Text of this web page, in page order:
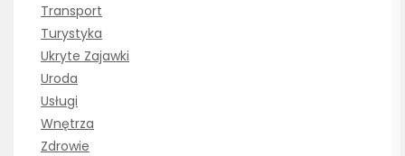
Transport
Turystyka
Ukryte Zajawki
Uroda
Usługi
Wnętrza
Zdrowie